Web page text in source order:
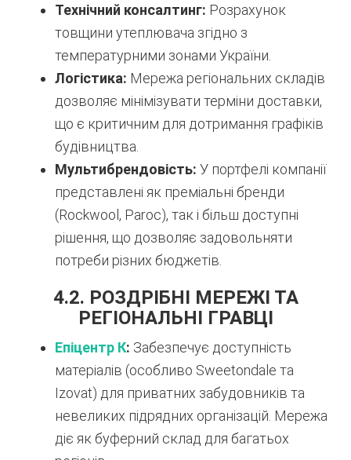
Технічний консалтинг: Розрахунок
товщини утеплювача згідно з
температурними зонами України.
Логістика: Мережа регіональних складів
дозволяє мінімізувати терміни доставки,
що є критичним для дотримання графіків
будівництва.
Мультибрендовість: У портфелі компанії
представлені як преміальні бренди
(Rockwool, Paroc), так і більш доступні
рішення, що дозволяє задовольняти
потреби різних бюджетів.
4.2. РОЗДРІБНІ МЕРЕЖІ ТА
РЕГІОНАЛЬНІ ГРАВЦІ
Епіцентр К: Забезпечує доступність
матеріалів (особливо Sweetondale та
Izovat) для приватних забудовників та
невеликих підрядних організацій. Мережа
діє як буферний склад для багатьох